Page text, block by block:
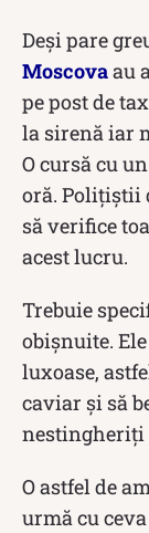
Deși pare
Moscovaau
pe post de
la sirenă iar
O cursă cu
oră. Polițiștii
să verifice
acest lucru.
Trebuie
obișnuite.
luxoase,
caviar și să
O astfel de
urmă cu